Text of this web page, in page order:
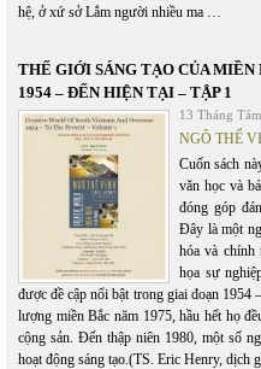
hệ, ở xứ sở Lắm người nhiều ma …
THẾ GIỚI SÁNG TẠO CỦA
1954 – ĐẾN HIỆN TẠI – TẬP 1
13 Tháng
NGÔ THẾ
Cuốn sách
văn học và
đóng góp
Đây là một
hóa và chính
họa sự
được đề cập nổi bật trong giai đoạn 1954
lượng miền Bắc năm 1975, hầu hết họ
cộng sản. Đến thập niên 1980, một số
hoạt động sáng tạo.(TS. Eric Henry, dịch